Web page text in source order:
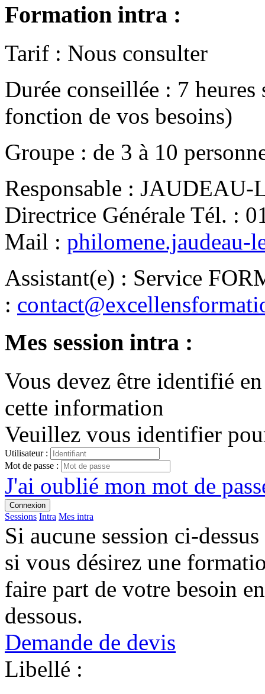
Formation intra :
Tarif : Nous consulter
Durée conseillée : 7 heures
fonction de vos besoins)
Groupe : de 3 à 10
Responsable : JAUDEAU-
Directrice Générale Tél. :
Mail : philomene.jaudeau-
Assistant(e) : Service
:
Mes session intra :
Vous devez être identifié
cette information
Veuillez vous identifier
Utilisateur :
Mot de passe :
J'ai oublié mon mot de
Connexion
Sessions Intra Mes intra
Si aucune session ci-
si vous désirez une
faire part de votre besoin
dessous.
Demande de devis
Libellé :